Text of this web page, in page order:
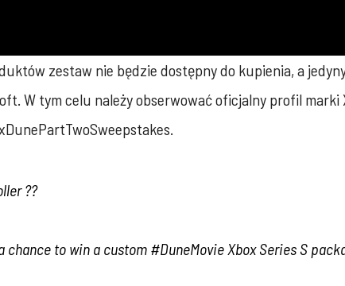
zestaw nie będzie dostępny do kupienia, a
W tym celu należy obserwować oficjalny profil
??
chance to win a custom #DuneMovie Xbox Series S